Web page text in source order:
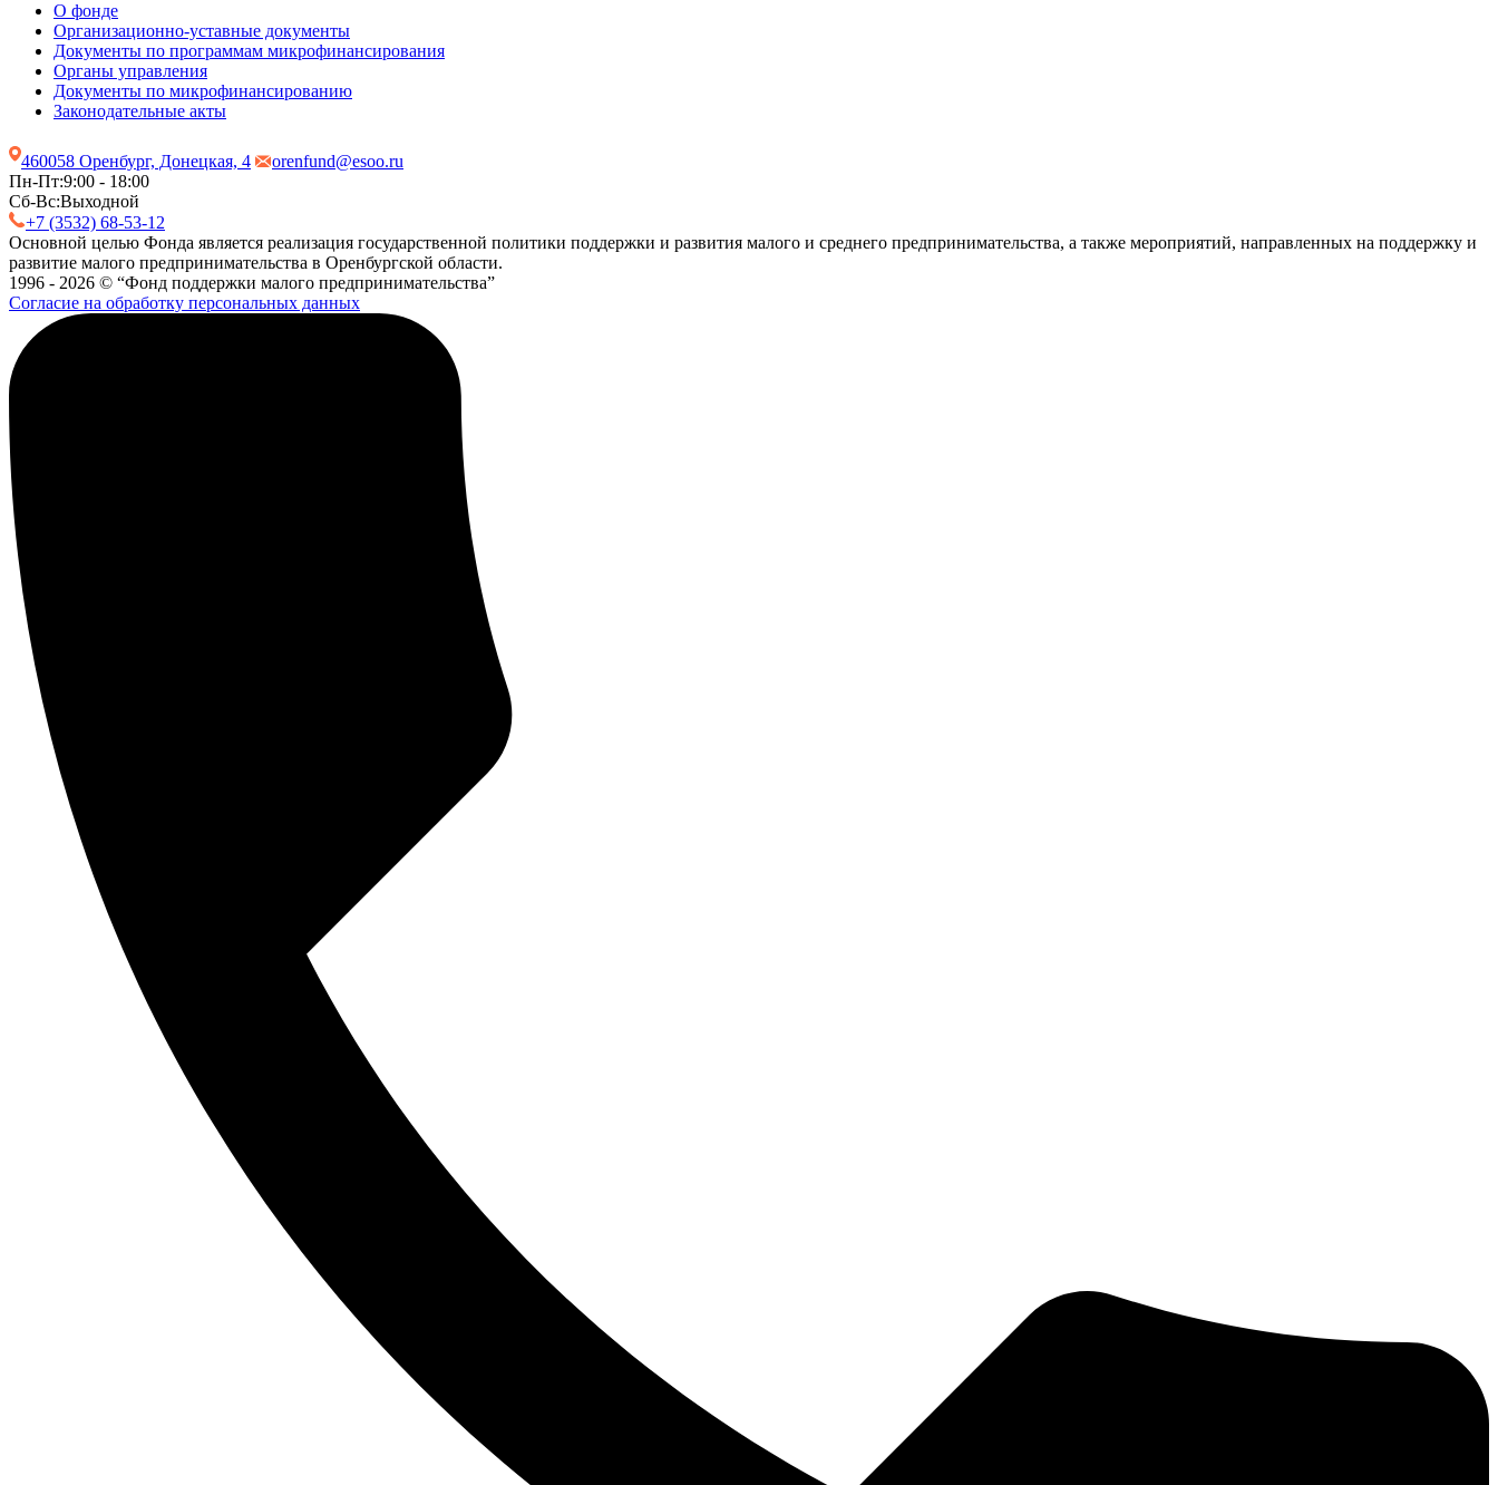
О фонде
Организационно-уставные документы
Документы по программам микрофинансирования
Органы управления
Документы по микрофинансированию
Законодательные акты
460058 Оренбург, Донецкая, 4
orenfund@esoo.ru
Пн-Пт:9:00 - 18:00
Сб-Вс:Выходной
+7 (3532) 68-53-12
Основной целью Фонда является реализация государственной политики поддержки и развития малого и среднего предпринимательства, а также мероприятий, направленных на поддержку и
развитие малого предпринимательства в Оренбургской области.
1996 - 2026 © “Фонд поддержки малого предпринимательства”
Согласие на обработку персональных данных